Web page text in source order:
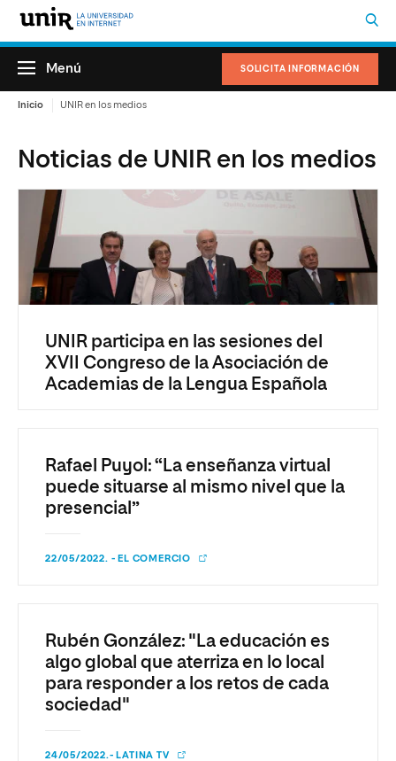
SOLICITA INFORMACIÓN
Menú
Inicio UNIR en los medios
Noticias de UNIR en los medios
UNIR participa en las sesiones del
XVII Congreso de la Asociación de
Academias de la Lengua Española
Rafael Puyol: “La enseñanza virtual
puede situarse al mismo nivel que la
presencial”
22/05/2022. - EL COMERCIO
Rubén González: "La educación es
algo global que aterriza en lo local
para responder a los retos de cada
sociedad"
24/05/2022.- LATINA TV